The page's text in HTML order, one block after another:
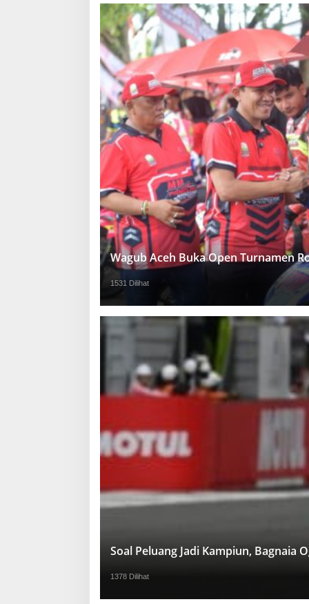
Wagub Aceh Buka Open Turnamen
1531 Dilihat
Soal Peluang Jadi Kampiun, Bagnaia
1378 Dilihat